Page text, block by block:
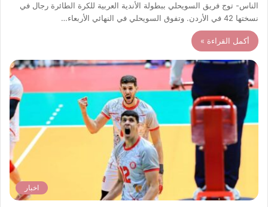
الناس- توج فريق السويحلي ببطولة الأندية العربية للكرة الطائرة رجال في
نسختها 42 في الأردن. وتفوق السويحلي في النهائي الأربعاء…
أكمل القراءة »
اخبار